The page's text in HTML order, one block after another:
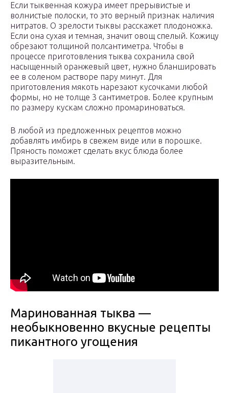
Если тыквенная кожура имеет прерывистые и
волнистые полоски, то это верный признак наличия
нитратов. О зрелости тыквы расскажет плодоножка.
Если она сухая и темная, значит овощ спелый. Кожицу
обрезают толщиной полсантиметра. Чтобы в
процессе приготовления тыква сохранила свой
насыщенный оранжевый цвет, нужно бланшировать
ее в соленом растворе пару минут. Для
приготовления мякоть нарезают кусочками любой
формы, но не толще 3 сантиметров. Более крупным
по размеру кускам сложно промариноваться.
В любой из предложенных рецептов можно
добавлять имбирь в свежем виде или в порошке.
Пряность поможет сделать вкус блюда более
выразительным.
Маринованная тыква —
необыкновенно вкусные рецепты
пикантного угощения